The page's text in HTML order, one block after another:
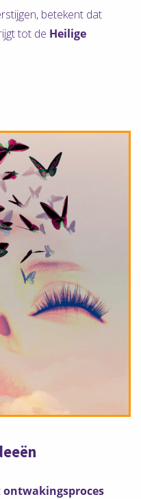
betekent dat
tot de Heilige
ontwakingsproces